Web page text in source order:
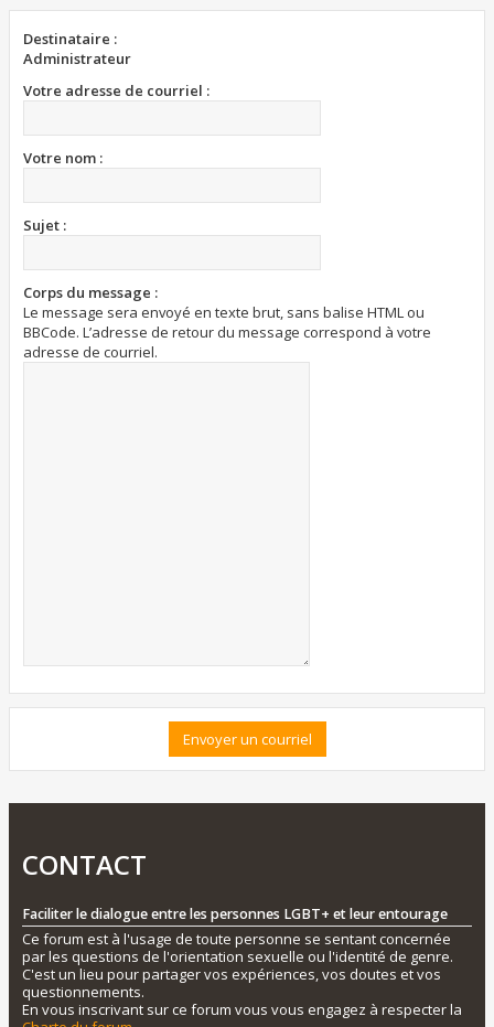
Destinataire :
Administrateur
Votre adresse de courriel :
Votre nom :
Sujet :
Corps du message :
Le message sera envoyé en texte brut, sans balise HTML ou
BBCode. L’adresse de retour du message correspond à votre
adresse de courriel.
CONTACT
Faciliter le dialogue entre les personnes LGBT+ et leur entourage
Ce forum est à l'usage de toute personne se sentant concernée
par les questions de l'orientation sexuelle ou l'identité de genre.
C'est un lieu pour partager vos expériences, vos doutes et vos
questionnements.
En vous inscrivant sur ce forum vous vous engagez à respecter la